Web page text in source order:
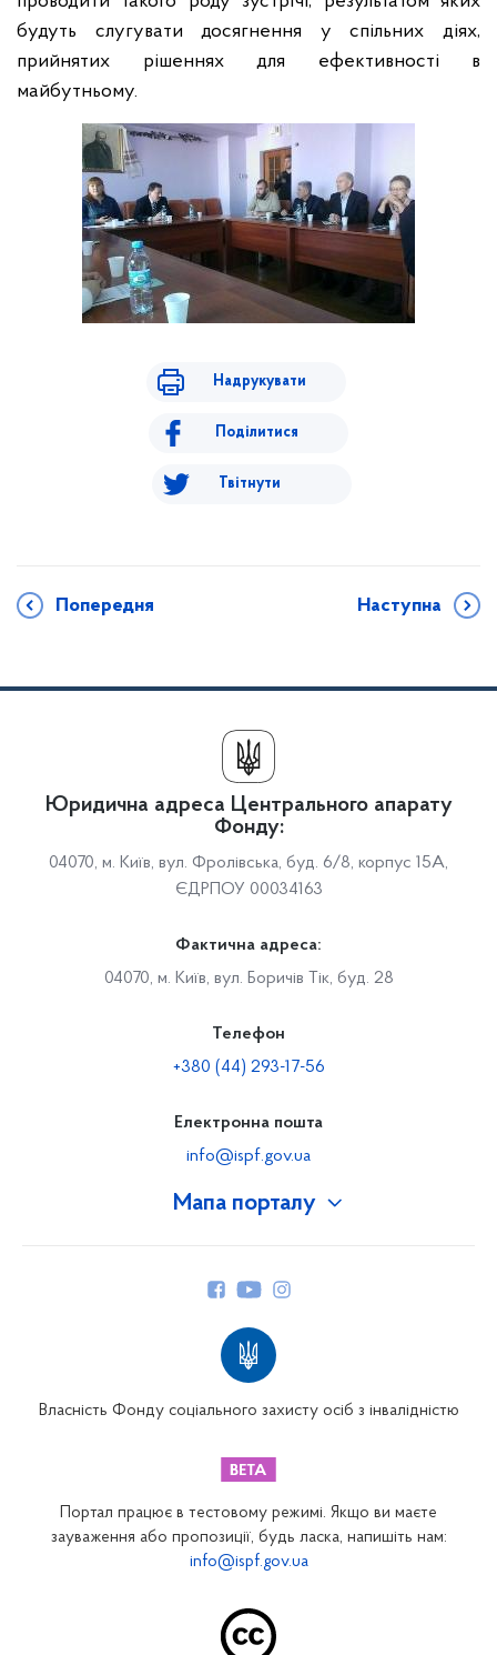
будуть слугувати досягнення у спільних діях,
прийнятих рішеннях для ефективності в
майбутньому.
Надрукувати
Поділитися
Твітнути
Попередня Наступна
Мапа порталу
Закарпатське відділення
Запорізьке відділення
Юридична адреса Центрального апарату
Фонду:
04070, м. Київ, вул. Фролівська, буд. 6/8, корпус 15А,
ЄДРПОУ 00034163
Фактична адреса:
04070, м. Київ, вул. Боричів Тік, буд. 28
Телефон
+380 (44) 293-17-56
Електронна пошта
info@ispf.gov.ua
Власність Фонду соціального захисту осіб з інвалідністю
Портал працює в тестовому режимі. Якщо ви маєте
зауваження або пропозиції, будь ласка, напишіть нам:
info@ispf.gov.ua